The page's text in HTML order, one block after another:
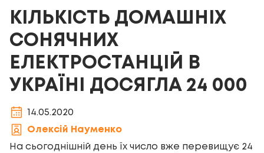
КІЛЬКІСТЬ ДОМАШНІХ
СОНЯЧНИХ
ЕЛЕКТРОСТАНЦІЙ В
УКРАЇНІ ДОСЯГЛА 24 000
14.05.2020
Олексій Науменко
На сьогоднішній день їх число вже перевищує 24